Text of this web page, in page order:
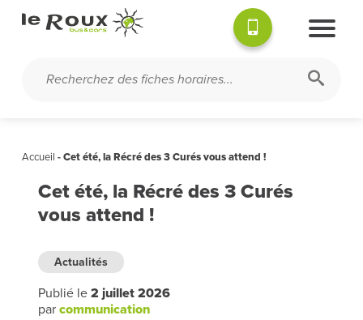
Accueil -Cet été, la Récré des 3 Curés vous attend !
Cet été, la Récré des 3 Curés
vous attend !
Actualités
Publié le2 juillet 2026
par communication